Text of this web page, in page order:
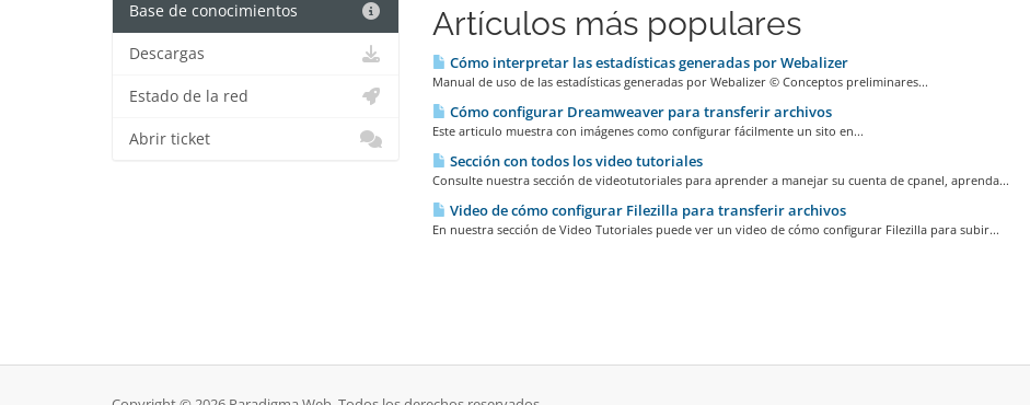
Artículos más populares
Cómo interpretar las estadísticas generadas por Webalizer
Manual de uso de las estadísticas generadas por Webalizer © Conceptos preliminares...
Cómo configurar Dreamweaver para transferir archivos
Este articulo muestra con imágenes como configurar fácilmente un sito en...
Sección con todos los video tutoriales
Consulte nuestra sección de videotutoriales para aprender a manejar su cuenta de cpanel, aprenda...
Video de cómo configurar Filezilla para transferir archivos
En nuestra sección de Video Tutoriales puede ver un video de cómo configurar Filezilla para subir...
Base de conocimientos
Descargas
Estado de la red
Abrir ticket